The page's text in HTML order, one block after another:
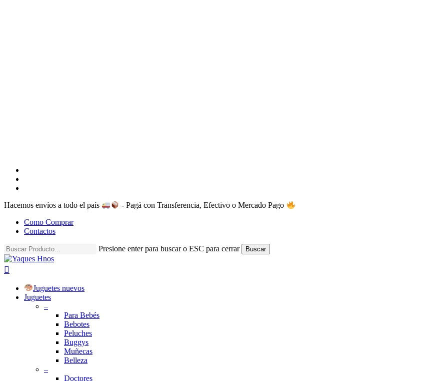
Hacemos envíos a todo el país
- Pagá con Transferencia, Efectivo o Mercado Pago
Como Comprar
Contactos
Presione enter para buscar o ESC para cerrar Buscar
Close
Search
Juguetes nuevos
Juguetes
–
Para Bebés
Bebotes
Peluches
Buggys
Muñecas
Belleza
–
Doctores